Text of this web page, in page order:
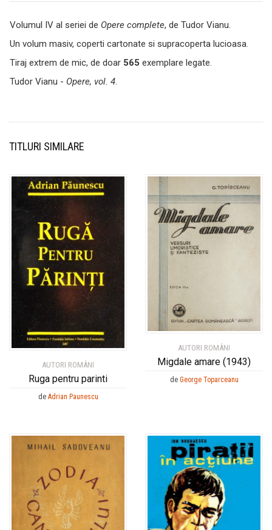
Volumul IV al seriei de Opere complete, de Tudor Vianu.
Un volum masiv, coperti cartonate si supracoperta lucioasa.
Tiraj extrem de mic, de doar 565 exemplare legate.
Tudor Vianu - Opere, vol. 4.
TITLURI SIMILARE
AUTORI ROMÂNI
Ruga pentru parinti
de Adrian Paunescu
AUTORI ROMÂNI
Migdale amare (1943)
de George Toparceanu